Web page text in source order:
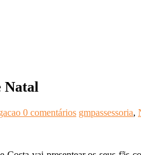
Natal
0 comentários gmpassessoria,